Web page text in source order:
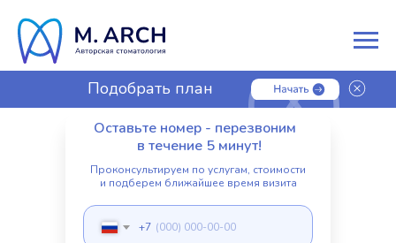
Подобрать план
лечения
Оставьте номер - перезвоним
в течение 5 минут!
Проконсультируем по услугам, стоимости
и подберем ближайшее время визита
+7